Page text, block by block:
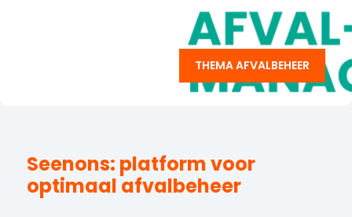
THEMA AFVALBEHEER
Seenons: platform voor
optimaal afvalbeheer